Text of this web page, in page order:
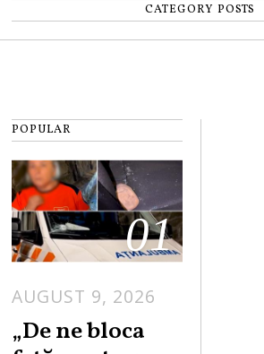
CATEGORY POSTS
POPULAR
01
AUGUST 9, 2026
„De ne bloca